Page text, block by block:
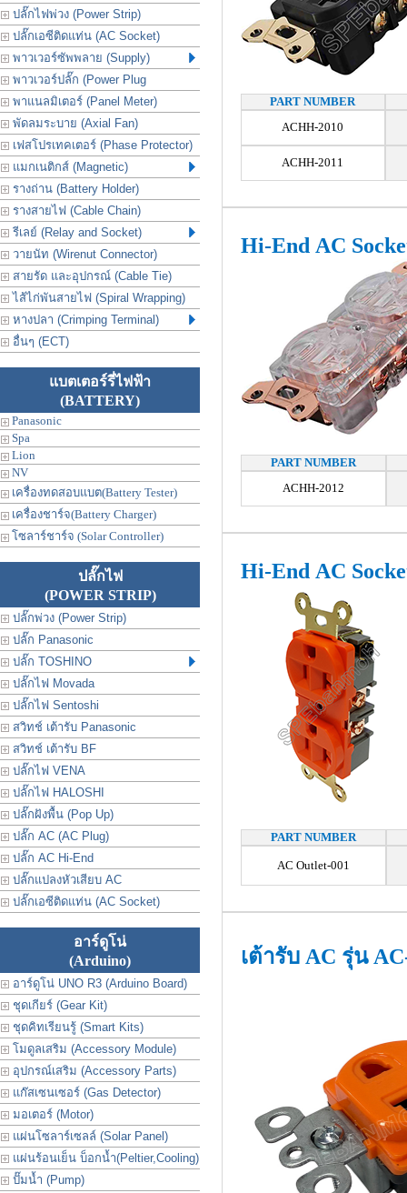
ปลั๊กไฟพ่วง (Power Strip)
ปลั๊กเอซีติดแท่น (AC Socket)
พาวเวอร์ซัพพลาย (Supply)
พาวเวอร์ปลั๊ก (Power Plug
พาแนลมิเตอร์ (Panel Meter)
พัดลมระบาย (Axial Fan)
เฟสโปรเทคเตอร์ (Phase Protector)
แมกเนติกส์ (Magnetic)
รางถ่าน (Battery Holder)
รางสายไฟ (Cable Chain)
รีเลย์ (Relay and Socket)
วายนัท (Wirenut Connector)
สายรัด และอุปกรณ์ (Cable Tie)
ไส้ไก่พันสายไฟ (Spiral Wrapping)
หางปลา (Crimping Terminal)
อื่นๆ (ECT)
แบตเตอร์รี่ไฟฟ้า
(BATTERY)
Panasonic
Spa
Lion
NV
เครื่องทดสอบแบต(Battery Tester)
เครื่องชาร์จ(Battery Charger)
โซลาร์ชาร์จ (Solar Controller)
ปลั๊กไฟ
(POWER STRIP)
ปลั๊กพ่วง (Power Strip)
ปลั๊ก Panasonic
ปลั๊ก TOSHINO
ปลั๊กไฟ Movada
ปลั๊กไฟ Sentoshi
สวิทช์ เต้ารับ Panasonic
สวิทช์ เต้ารับ BF
ปลั๊กไฟ VENA
ปลั๊กไฟ HALOSHI
ปลั๊กฝังพื้น (Pop Up)
ปลั๊ก AC (AC Plug)
ปลั๊ก AC Hi-End
ปลั๊กแปลงหัวเสียบ AC
ปลั๊กเอซีติดแท่น (AC Socket)
อาร์ดูโน่
(Arduino)
อาร์ดูโน่ UNO R3 (Arduino Board)
ชุดเกียร์ (Gear Kit)
ชุดคิทเรียนรู้ (Smart Kits)
โมดูลเสริม (Accessory Module)
อุปกรณ์เสริม (Accessory Parts)
แก๊สเซนเซอร์ (Gas Detector)
มอเตอร์ (Motor)
แผ่นโซลาร์เซลล์ (Solar Panel)
แผ่นร้อนเย็น บ็อกน้ำ(Peltier,Cooling)
ปั๊มน้ำ (Pump)
PART NUMBER
ACHH-2010
ACHH-2011
Hi-End AC
PART NUMBER
ACHH-2012
Hi-End AC
PART NUMBER
AC Outlet-001
เต้ารับ AC รุ่น